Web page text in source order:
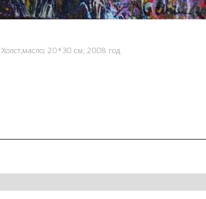
Холст,масло; 20*30 см; 2008 год